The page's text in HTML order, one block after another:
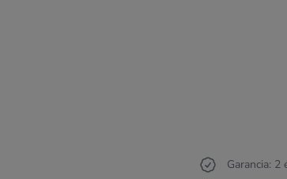
Garancia: 2